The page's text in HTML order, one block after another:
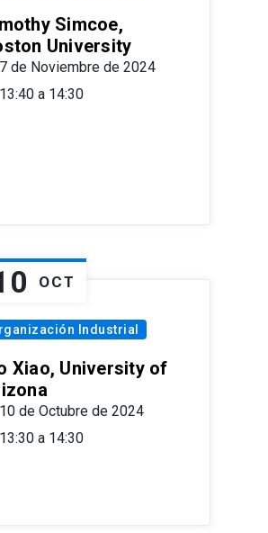
Simcoe,
University
7 de Noviembre de 2024
13:40 a 14:30
OCT
Industrial
Xiao, University of
10 de Octubre de 2024
13:30 a 14:30